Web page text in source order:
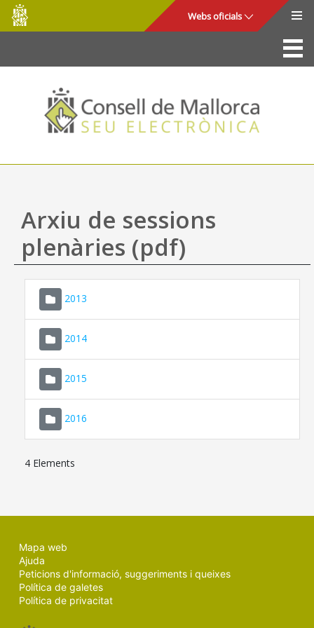
Salta al contingut principal
Consell
de
Mallorca
Webs oficials
La Seu
Consell de Mallorca
Accés i seguretat
Utilitats
Ajuda
Arxiu de sessions
plenàries (pdf)
2013
2014
2015
2016
4 Elements
Mapa web
Ajuda
Peticions d'informació, suggeriments i queixes
Política de galetes
Política de privacitat